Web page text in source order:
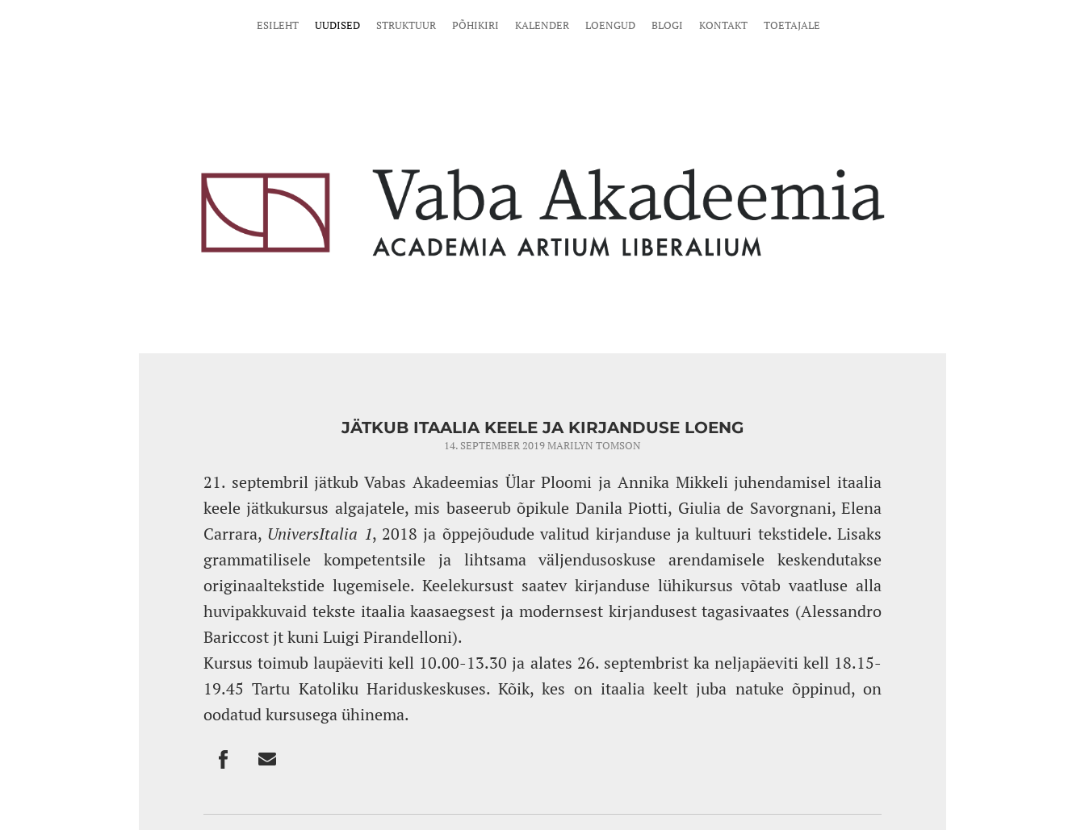
ESILEHT UUDISED STRUKTUUR PÕHIKIRI KALENDER LOENGUD BLOGI KONTAKT TOETAJALE
JÄTKUB ITAALIA KEELE JA KIRJANDUSE LOENG
14. SEPTEMBER 2019MARILYN TOMSON
21. septembril jätkub Vabas Akadeemias Ülar Ploomi ja Annika Mikkeli juhendamisel itaalia
keele jätkukursus algajatele, mis baseerub õpikule Danila Piotti, Giulia de Savorgnani, Elena
Carrara, UniversItalia 1, 2018 ja õppejõudude valitud kirjanduse ja kultuuri tekstidele. Lisaks
grammatilisele kompetentsile ja lihtsama väljendusoskuse arendamisele keskendutakse
originaaltekstide lugemisele. Keelekursust saatev kirjanduse lühikursus võtab vaatluse alla
huvipakkuvaid tekste itaalia kaasaegsest ja modernsest kirjandusest tagasivaates (Alessandro
Bariccost jt kuni Luigi Pirandelloni).
Kursus toimub laupäeviti kell 10.00-13.30 ja alates 26. septembrist ka neljapäeviti kell 18.15-
19.45 Tartu Katoliku Hariduskeskuses. Kõik, kes on itaalia keelt juba natuke õppinud, on
oodatud kursusega ühinema.